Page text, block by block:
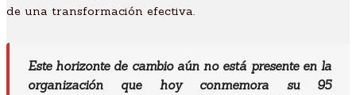
de una transformación efectiva.
Este horizonte de cambio aún no está presente en la
organización que hoy conmemora su 95